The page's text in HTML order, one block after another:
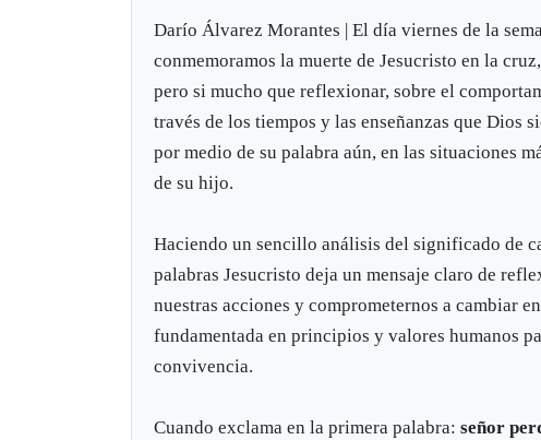
Darío Álvarez Morantes | El día viernes de la
conmemoramos la muerte de Jesucristo en la
pero si mucho que reflexionar, sobre el
través de los tiempos y las enseñanzas que Dios
por medio de su palabra aún, en las situaciones
de su hijo.
Haciendo un sencillo análisis del significado de
palabras Jesucristo deja un mensaje claro de
nuestras acciones y comprometernos a cambiar
fundamentada en principios y valores humanos
convivencia.
Cuando exclama en la primera palabra:señor